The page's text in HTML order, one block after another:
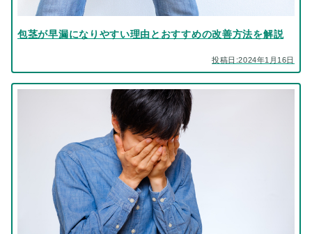
包茎が早漏になりやすい理由とおすすめの改善方法を解説
投稿日:2024年1月16日